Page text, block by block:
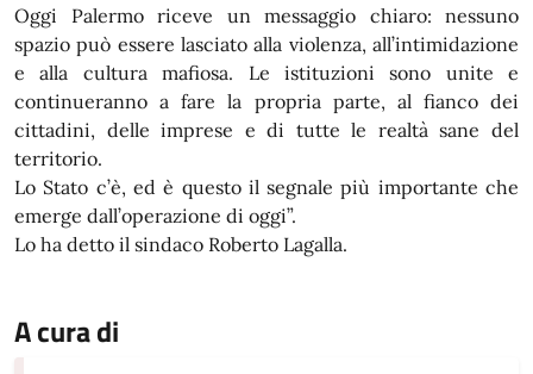
Oggi Palermo riceve un messaggio chiaro: nessuno
spazio può essere lasciato alla violenza, all’intimidazione
e alla cultura mafiosa. Le istituzioni sono unite e
continueranno a fare la propria parte, al fianco dei
cittadini, delle imprese e di tutte le realtà sane del
territorio.
Lo Stato c’è, ed è questo il segnale più importante che
emerge dall’operazione di oggi”.
Lo ha detto il sindaco Roberto Lagalla.
A cura di